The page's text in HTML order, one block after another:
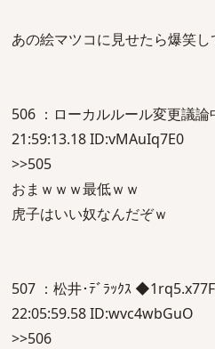
あの絵マツコに見せたら爆笑し
506 ：ローカルルール変更議
21:59:13.18 ID:vMAuIq7E0
>>505
おまｗｗｗ最低ｗｗ
虎子はいい奴なんだぞｗ
507 ：松井･ﾃﾞﾗｯｸｽ
22:05:59.58 ID:wvc4wbGuO
>>506